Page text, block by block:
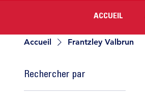
ACCUEIL
Accueil Frantzley Valbrun
Rechercher par